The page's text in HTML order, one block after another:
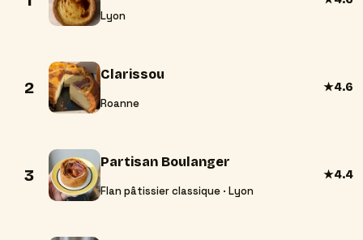
Lyon
2
Clarissou
Roanne
★4.6
3
Partisan Boulanger
Flan pâtissier classique · Lyon
★4.4